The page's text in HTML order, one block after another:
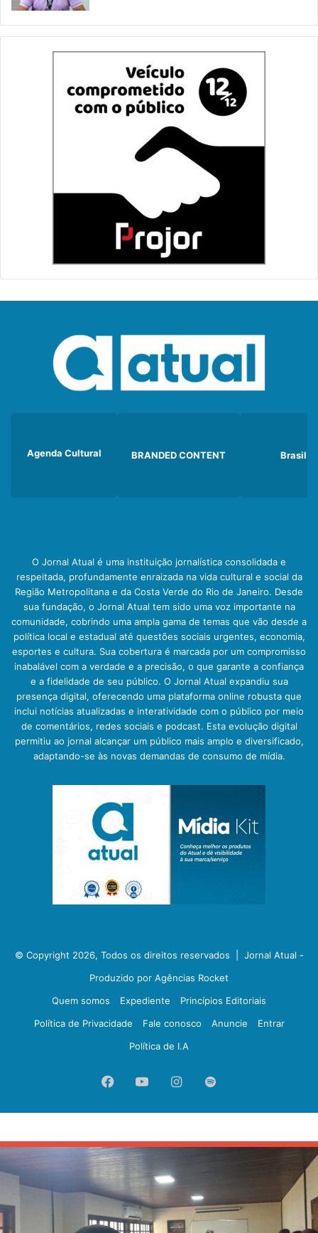
Agenda Cultural BRANDED CONTENT Brasil
O Jornal Atual é uma instituição jornalística consolidada e
respeitada, profundamente enraizada na vida cultural e social da
Região Metropolitana e da Costa Verde do Rio de Janeiro. Desde
sua fundação, o Jornal Atual tem sido uma voz importante na
comunidade, cobrindo uma ampla gama de temas que vão desde a
política local e estadual até questões sociais urgentes, economia,
esportes e cultura. Sua cobertura é marcada por um compromisso
inabalável com a verdade e a precisão, o que garante a confiança
e a fidelidade de seu público. O Jornal Atual expandiu sua
presença digital, oferecendo uma plataforma online robusta que
inclui notícias atualizadas e interatividade com o público por meio
de comentários, redes sociais e podcast. Esta evolução digital
permitiu ao jornal alcançar um público mais amplo e diversificado,
adaptando-se às novas demandas de consumo de mídia.
© Copyright 2026, Todos os direitos reservados | Jornal Atual -
Produzido por Agências Rocket
Quem somos
Expediente
Princípios Editoriais
Política de Privacidade
Fale conosco Anuncie
Entrar
Política de I.A
FacebookYouTubeInstagram
Spotify